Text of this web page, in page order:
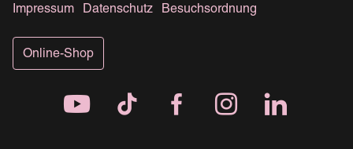
Impressum Datenschutz Besuchsordnung
Online-Shop